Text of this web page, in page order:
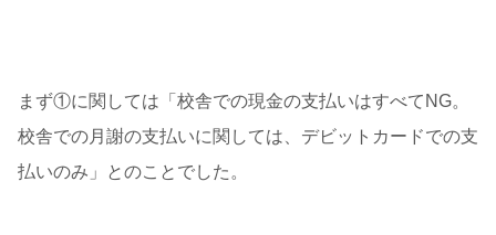
まず①に関しては「校舎での現金の支払いはすべてNG。
校舎での月謝の支払いに関しては、デビットカードでの支
払いのみ」とのことでした。